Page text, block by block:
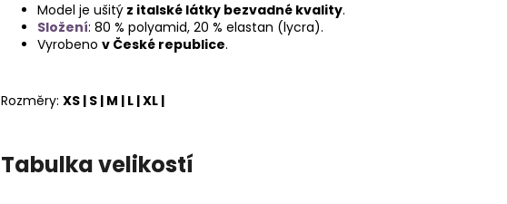
Model je ušitý z italské látky bezvadné kvality.
Složení: 80 % polyamid, 20 % elastan (lycra).
Vyrobeno v České republice.
Rozměry: XS | S | M | L | XL |
Tabulka velikostí